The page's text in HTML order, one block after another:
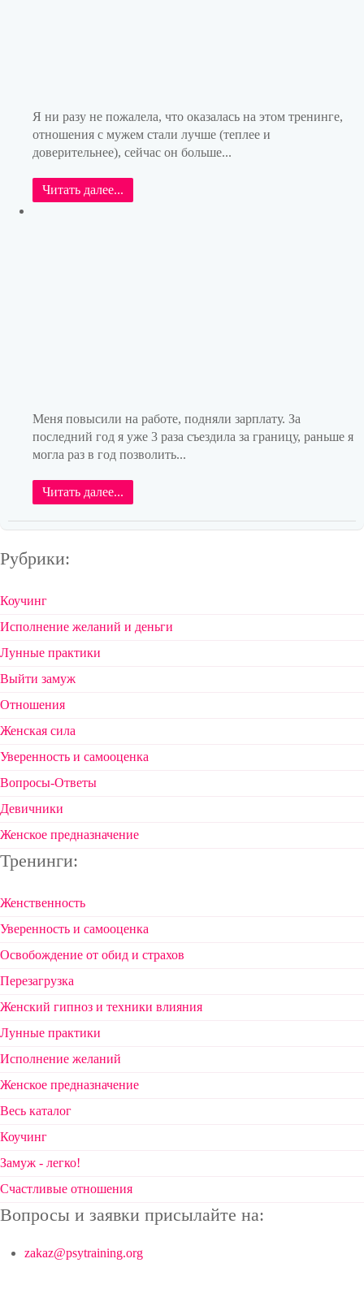
Я ни разу не пожалела, что оказалась на этом тренинге,
отношения с мужем стали лучше (теплее и
доверительнее), сейчас он больше...
Читать далее...
Меня повысили на работе, подняли зарплату. За
последний год я уже 3 раза съездила за границу, раньше я
могла раз в год позволить...
Читать далее...
Рубрики:
Коучинг
Исполнение желаний и деньги
Лунные практики
Выйти замуж
Отношения
Женская сила
Уверенность и самооценка
Вопросы-Ответы
Девичники
Женское предназначение
Тренинги:
Женственность
Уверенность и самооценка
Освобождение от обид и страхов
Перезагрузка
Женский гипноз и техники влияния
Лунные практики
Исполнение желаний
Женское предназначение
Весь каталог
Коучинг
Замуж - легко!
Счастливые отношения
Вопросы и заявки присылайте на:
zakaz@psytraining.org